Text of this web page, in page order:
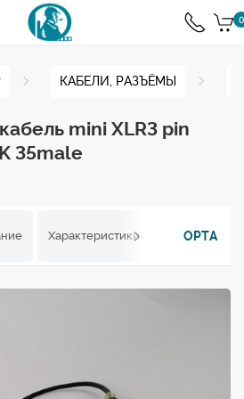
0
КАБЕЛИ, РАЗЪЁМЫ
mini XLR3 pin
35male
Характеристики Отзывы
OPTA